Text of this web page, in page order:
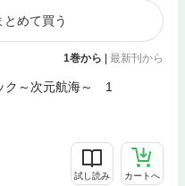
めて買う
1巻から | 最新刊から
ク～次元航海～ 1
試し読み カートへ